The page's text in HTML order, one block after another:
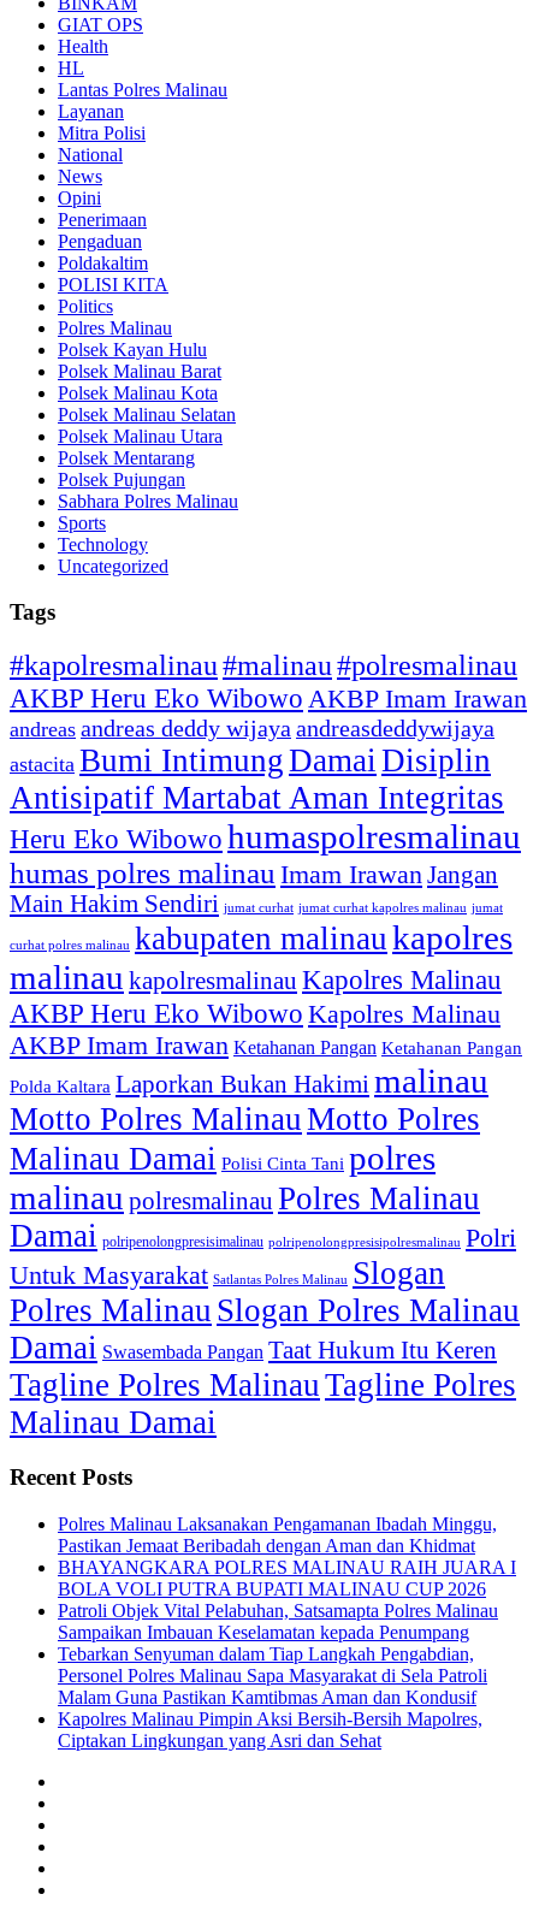
GIAT OPS
Health
HL
Lantas Polres Malinau
Layanan
Mitra Polisi
National
News
Opini
Penerimaan
Pengaduan
Poldakaltim
POLISI KITA
Politics
Polres Malinau
Polsek Kayan Hulu
Polsek Malinau Barat
Polsek Malinau Kota
Polsek Malinau Selatan
Polsek Malinau Utara
Polsek Mentarang
Polsek Pujungan
Sabhara Polres Malinau
Sports
Technology
Uncategorized
Tags
#kapolresmalinau#malinau#polresmalinau
AKBP Heru Eko Wibowo AKBP Imam Irawan
andreas andreas deddy wijaya andreasdeddywijaya
astacita Bumi IntimungDamaiDisiplin
Antisipatif Martabat Aman Integritas
Heru Eko Wibowohumaspolresmalinau
humas polres malinau Imam IrawanJangan
Main Hakim Sendiri jumat curhat jumat curhat kapolres malinau jumat
curhat polres malinau kabupaten malinaukapolres
malinau kapolresmalinau Kapolres Malinau
AKBP Heru Eko Wibowo Kapolres Malinau
AKBP Imam Irawan Ketahanan Pangan Ketahanan Pangan
Polda Kaltara Laporkan Bukan Hakimi malinau
Motto Polres MalinauMotto Polres
Malinau Damai Polisi Cinta Tani polres
malinau polresmalinau Polres Malinau
Damai polripenolongpresisimalinau polripenolongpresisipolresmalinau Polri
Untuk Masyarakat Satlantas Polres Malinau Slogan
Polres Malinau Slogan Polres Malinau
Damai Swasembada Pangan Taat Hukum Itu Keren
Tagline Polres MalinauTagline Polres
Malinau Damai
Recent Posts
Polres Malinau Laksanakan Pengamanan Ibadah Minggu,
Pastikan Jemaat Beribadah dengan Aman dan Khidmat
BHAYANGKARA POLRES MALINAU RAIH JUARA I
BOLA VOLI PUTRA BUPATI MALINAU CUP 2026
Patroli Objek Vital Pelabuhan, Satsamapta Polres Malinau
Sampaikan Imbauan Keselamatan kepada Penumpang
Tebarkan Senyuman dalam Tiap Langkah Pengabdian,
Personel Polres Malinau Sapa Masyarakat di Sela Patroli
Malam Guna Pastikan Kamtibmas Aman dan Kondusif
Kapolres Malinau Pimpin Aksi Bersih-Bersih Mapolres,
Ciptakan Lingkungan yang Asri dan Sehat